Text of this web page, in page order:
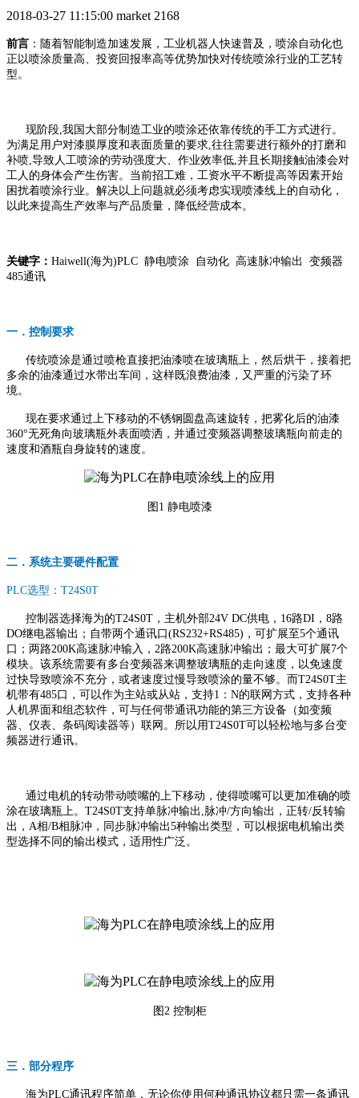
2018-03-27 11:15:00 market 2168
前言 ：随着智能制造加速发展，工业机器人快速普及，喷涂自动化也
正以喷涂质量高、投资回报率高等优势加快对传统喷涂行业的工艺转
型。
现阶段,我国大部分制造工业的喷涂还依靠传统的手工方式进行。
为满足用户对漆膜厚度和表面质量的要求,往往需要进行额外的打磨和
补喷,导致人工喷涂的劳动强度大、作业效率低,并且长期接触油漆会对
工人的身体会产生伤害。当前招工难，工资水平不断提高等因素开始
困扰着喷涂行业。解决以上问题就必须考虑实现喷漆线上的自动化，
以此来提高生产效率与产品质量，降低经营成本。
关键字： Haiwell(海为)PLC 静电喷涂 自动化 高速脉冲输出 变频器
485通讯
一．控制要求
传统喷涂是通过喷枪直接把油漆喷在玻璃瓶上，然后烘干，接着把
多余的油漆通过水带出车间，这样既浪费油漆，又严重的污染了环
境。
现在要求通过上下移动的不锈钢圆盘高速旋转，把雾化后的油漆
360°无死角向玻璃瓶外表面喷洒，并通过变频器调整玻璃瓶向前走的
速度和酒瓶自身旋转的速度。
图1 静电喷漆
二．系统主要硬件配置
PLC选型：T24S0T
控制器选择海为的T24S0T，主机外部24V DC供电，16路DI，8路
DO继电器输出；自带两个通讯口(RS232+RS485)，可扩展至5个通讯
口；两路200K高速脉冲输入，2路200K高速脉冲输出；最大可扩展7个
模块。该系统需要有多台变频器来调整玻璃瓶的走向速度，以免速度
过快导致喷涂不充分，或者速度过慢导致喷涂的量不够。而T24S0T主
机带有485口，可以作为主站或从站，支持1：N的联网方式，支持各种
人机界面和组态软件，可与任何带通讯功能的第三方设备（如变频
器、仪表、条码阅读器等）联网。所以用T24S0T可以轻松地与多台变
频器进行通讯。
通过电机的转动带动喷嘴的上下移动，使得喷嘴可以更加准确的喷
涂在玻璃瓶上。T24S0T支持单脉冲输出,脉冲/方向输出，正转/反转输
出，A相/B相脉冲，同步脉冲输出5种输出类型，可以根据电机输出类
型选择不同的输出模式，适用性广泛。
图2 控制柜
三．部分程序
海为PLC通讯程序简单，无论你使用何种通讯协议都只需一条通讯